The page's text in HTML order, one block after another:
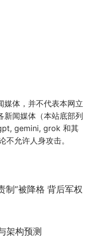
媒体，并不代表本网立
新闻媒体（本站底部列
gemini, grok 和其
不允许人身攻击。
制”被降格 背后军权
架构预测